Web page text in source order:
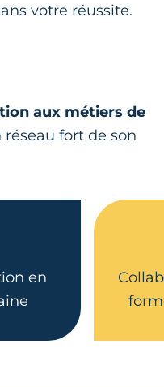
votre réussite.
aux métiers de
réseau fort de son
en